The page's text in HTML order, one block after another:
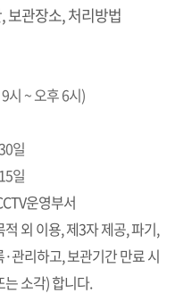
관장소, 처리방법
시 ~ 오후 6시)
일
일
운영부서
외 이용, 제3자 제공, 파기,
관리하고, 보관기간 만료 시
소각) 합니다.